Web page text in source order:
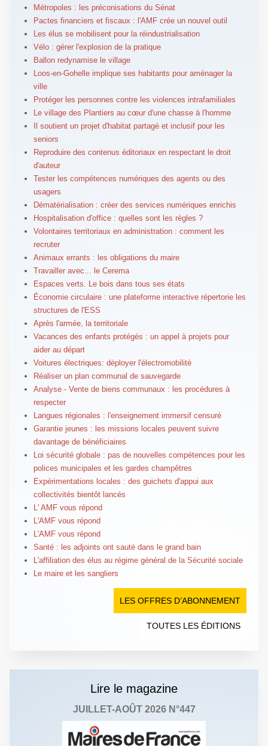
Métropoles : les préconisations du Sénat
Pactes financiers et fiscaux : l'AMF crée un nouvel outil
Les élus se mobilisent pour la réindustrialisation
Vélo : gérer l'explosion de la pratique
Ballon redynamise le village
Loos-en-Gohelle implique ses habitants pour aménager la
ville
Protéger les personnes contre les violences intrafamiliales
Le village des Plantiers au cœur d'une chasse à l'homme
Il soutient un projet d'habitat partagé et inclusif pour les
seniors
Reproduire des contenus éditoriaux en respectant le droit
d'auteur
Tester les compétences numériques des agents ou des
usagers
Dématérialisation : créer des services numériques enrichis
Hospitalisation d'office : quelles sont les règles ?
Volontaires territoriaux en administration : comment les
recruter
Animaux errants : les obligations du maire
Travailler avec... le Cerema
Espaces verts. Le bois dans tous ses états
Économie circulaire : une plateforme interactive répertorie les
structures de l'ESS
Après l'armée, la territoriale
Vacances des enfants protégés : un appel à projets pour
aider au départ
Voitures électriques: déployer l'électromobilité
Réaliser un plan communal de sauvegarde
Analyse - Vente de biens communaux : les procédures à
respecter
Langues régionales : l'enseignement immersif censuré
Garantie jeunes : les missions locales peuvent suivre
davantage de bénéficiaires
Loi sécurité globale : pas de nouvelles compétences pour les
polices municipales et les gardes champêtres
Expérimentations locales : des guichets d'appui aux
collectivités bientôt lancés
L' AMF vous répond
L'AMF vous répond
L'AMF vous répond
Santé : les adjoints ont sauté dans le grand bain
L'affiliation des élus au régime général de la Sécurité sociale
Le maire et les sangliers
LES OFFRES D’ABONNEMENT
TOUTES LES ÉDITIONS
Lire le magazine
JUILLET-AOÛT 2026 N°447